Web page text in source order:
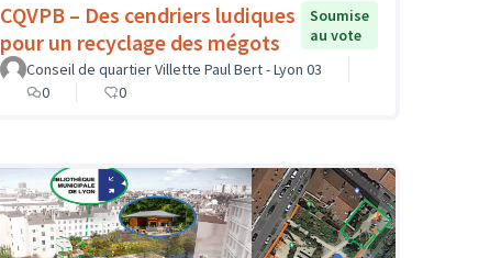
CQVPB – Des cendriers ludiques
pour un recyclage des mégots
Soumise
au vote
Conseil de quartier Villette Paul Bert - Lyon 03
0
0